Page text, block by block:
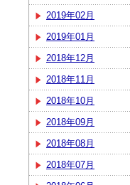
2019年02月
2019年01月
2018年12月
2018年11月
2018年10月
2018年09月
2018年08月
2018年07月